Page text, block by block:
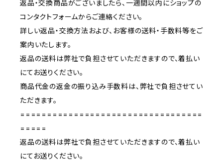
返品・交換商品がございましたら、一週間以内にショップの
コンタクトフォームからご連絡ください。
詳しい返品・交換方法および、お客様の送料・手数料等をご
案内いたします。
返品の送料は弊社で負担させていただきますので、着払い
にてお送りください。
商品代金の返金の振り込み手数料は、弊社で負担させてい
ただきます。
==================================
=====
返品の送料は弊社で負担させていただきますので、着払い
にてお送りください。